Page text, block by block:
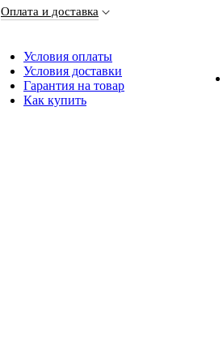
Оплата и доставка
Условия оплаты
Условия доставки
Гарантия на товар
Как купить